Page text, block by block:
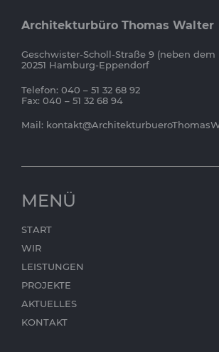
Architekturbüro Thomas Walter
Geschwister-Scholl-Straße 9 (neben dem
20251 Hamburg-Eppendorf
Telefon: 040 – 51 32 68 92
Fax: 040 – 51 32 68 94
Mail:
MENÜ
START
WIR
LEISTUNGEN
PROJEKTE
AKTUELLES
KONTAKT